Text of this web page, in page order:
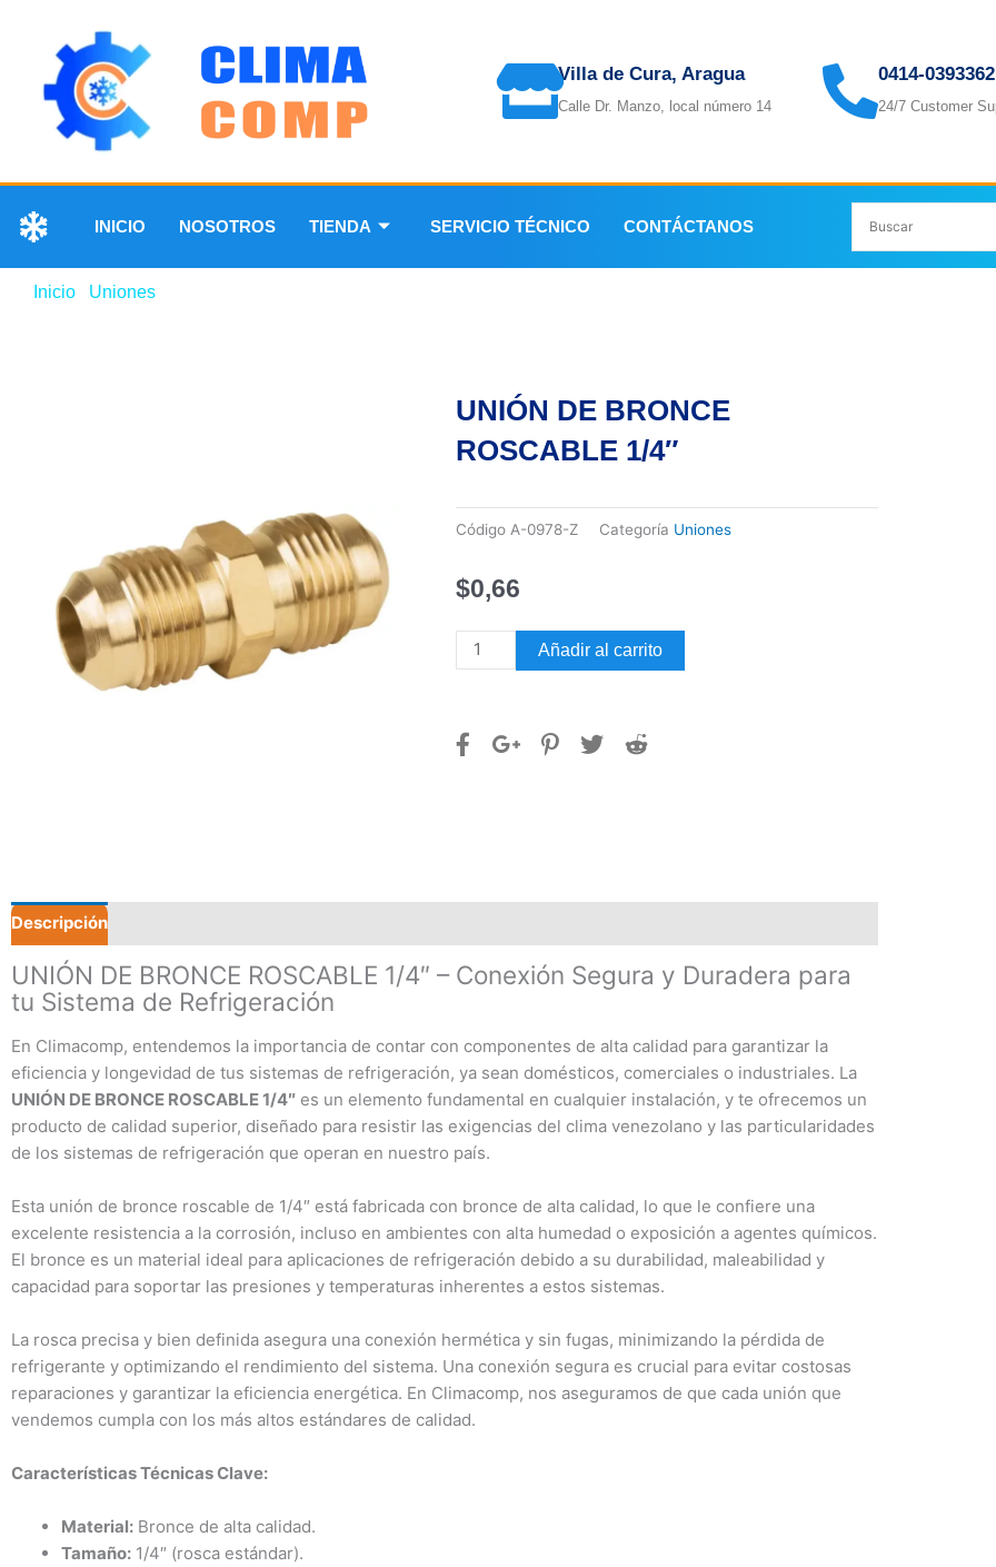
Villa de Cura, Aragua
Calle Dr. Manzo, local número 14
0414-0393362
24/7 Customer
INICIO NOSOTROS TIENDA SERVICIO TÉCNICO CONTÁCTANOS
Inicio Uniones
UNIÓN DE BRONCE
ROSCABLE 1/4″
Código A-0978-Z Categoría Uniones
$0,66
UNIÓN
DE
1/4"
Añadir al carrito
Descripción
UNIÓN DE BRONCE ROSCABLE 1/4″ – Conexión Segura y Duradera para
tu Sistema de Refrigeración
En Climacomp, entendemos la importancia de contar con componentes de alta calidad para garantizar la
eficiencia y longevidad de tus sistemas de refrigeración, ya sean domésticos, comerciales o industriales. La
UNIÓN DE BRONCE ROSCABLE 1/4″ es un elemento fundamental en cualquier instalación, y te ofrecemos un
producto de calidad superior, diseñado para resistir las exigencias del clima venezolano y las particularidades
de los sistemas de refrigeración que operan en nuestro país.
Esta unión de bronce roscable de 1/4″ está fabricada con bronce de alta calidad, lo que le confiere una
excelente resistencia a la corrosión, incluso en ambientes con alta humedad o exposición a agentes químicos.
El bronce es un material ideal para aplicaciones de refrigeración debido a su durabilidad, maleabilidad y
capacidad para soportar las presiones y temperaturas inherentes a estos sistemas.
La rosca precisa y bien definida asegura una conexión hermética y sin fugas, minimizando la pérdida de
refrigerante y optimizando el rendimiento del sistema. Una conexión segura es crucial para evitar costosas
reparaciones y garantizar la eficiencia energética. En Climacomp, nos aseguramos de que cada unión que
vendemos cumpla con los más altos estándares de calidad.
Características Técnicas Clave:
Material: Bronce de alta calidad.
Tamaño: 1/4″ (rosca estándar).